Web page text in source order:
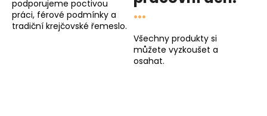
podporujeme poctivou
práci, férové podmínky a
tradiční krejčovské řemeslo.
...
Všechny produkty si
můžete vyzkoušet a
osahat.